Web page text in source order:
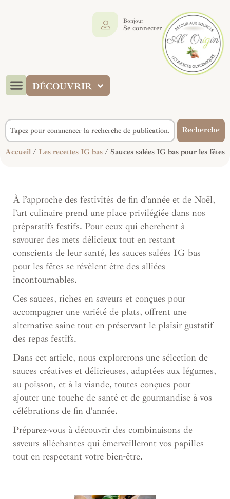
DÉCOUVRIR
Bonjour
Se connecter
Recherche
Accueil / Les recettes IG bas / Sauces salées IG bas pour les fêtes
À l’approche des festivités de fin d’année et de Noël,
l’art culinaire prend une place privilégiée dans nos
préparatifs festifs. Pour ceux qui cherchent à
savourer des mets délicieux tout en restant
conscients de leur santé, les sauces salées IG bas
pour les fêtes se révèlent être des alliées
incontournables.
Ces sauces, riches en saveurs et conçues pour
accompagner une variété de plats, offrent une
alternative saine tout en préservant le plaisir gustatif
des repas festifs.
Dans cet article, nous explorerons une sélection de
sauces créatives et délicieuses, adaptées aux légumes,
au poisson, et à la viande, toutes conçues pour
ajouter une touche de santé et de gourmandise à vos
célébrations de fin d’année.
Préparez-vous à découvrir des combinaisons de
saveurs alléchantes qui émerveilleront vos papilles
tout en respectant votre bien-être.